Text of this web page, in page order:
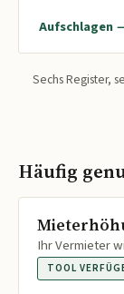
Aufschlagen
Sechs Register,
Häufig
Ihr Vermieter
TOOL